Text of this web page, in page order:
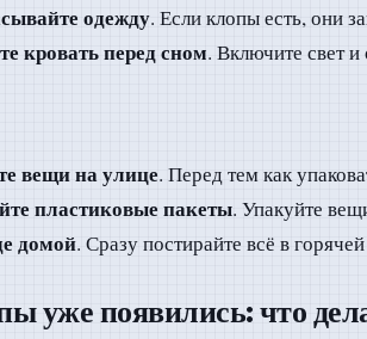
одежду. Если клопы есть, они
кровать перед сном. Включите свет
вещи на улице. Перед тем как
пластиковые пакеты. Упакуйте
домой. Сразу постирайте всё в
уже появились: что